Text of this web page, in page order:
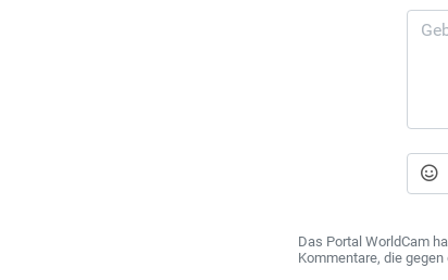
Das Portal WorldCam
Kommentare, die